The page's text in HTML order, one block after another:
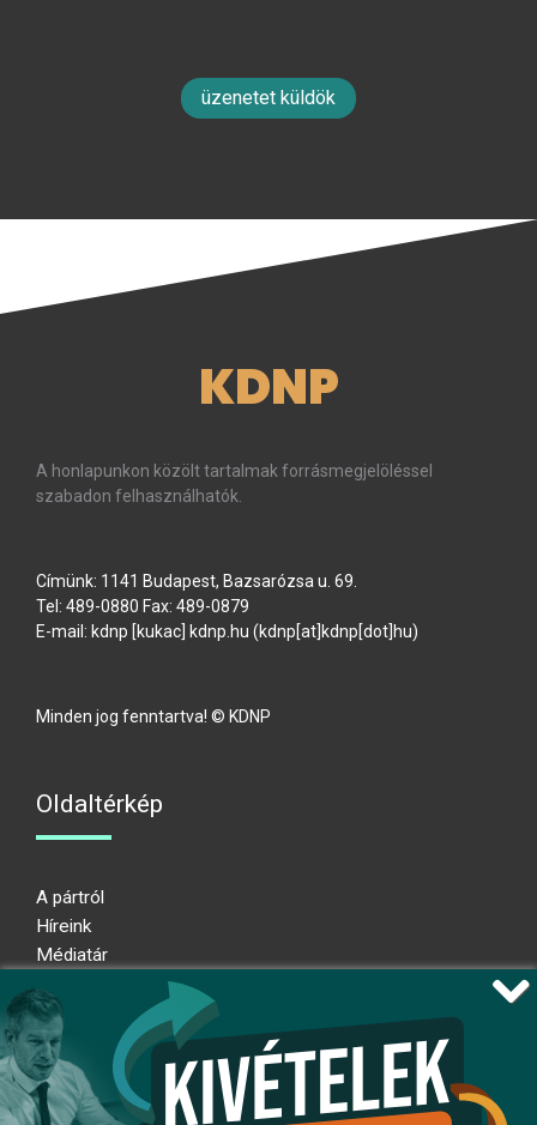
üzenetet küldök
KDNP
A honlapunkon közölt tartalmak forrásmegjelöléssel
szabadon felhasználhatók.
Címünk: 1141 Budapest, Bazsarózsa u. 69.
Tel: 489-0880 Fax: 489-0879
E-mail: kdnp [kukac] kdnp.hu (kdnp[at]kdnp[dot]hu)
Minden jog fenntartva! © KDNP
Oldaltérkép
A pártról
Híreink
Médiatár
Adatkezelési nyilatkozat
Átláthatósági nyilatkozat
Ugrás az oldal tetejére